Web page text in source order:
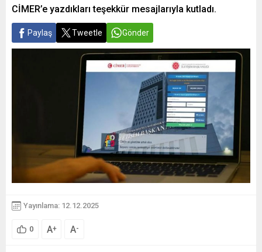
CİMER’e yazdıkları teşekkür mesajlarıyla kutladı.
Paylaş Tweetle Gönder
Yayınlama: 12.12.2025
0 A+ A-